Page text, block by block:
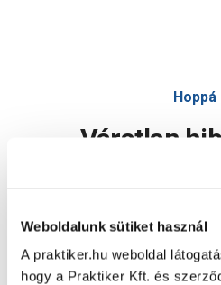
Weboldalunk sütiket használ
A praktiker.hu weboldal
hogy a Praktiker Kft. és
Hoppá
Váratlan
Oldal